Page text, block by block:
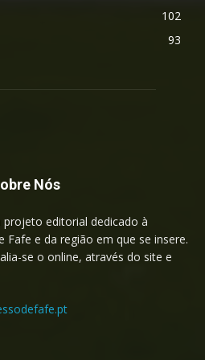
102
93
Nós
projeto editorial dedicado à
e da região em que se insere.
se o online, através do site e